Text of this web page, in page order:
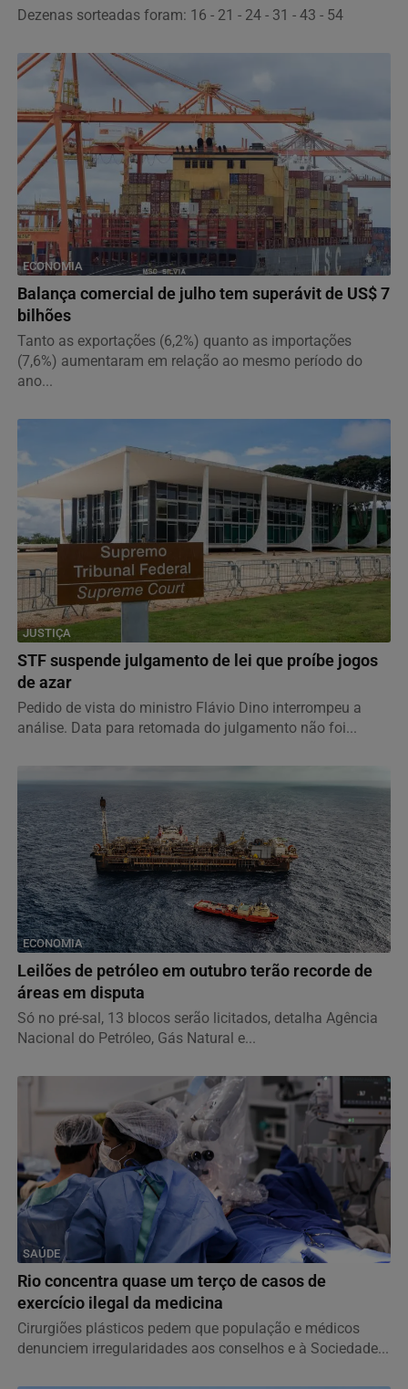
Dezenas sorteadas foram: 16 - 21 - 24 - 31 - 43 - 54
ECONOMIA
Balança comercial de julho tem superávit de US$ 7
bilhões
Tanto as exportações (6,2%) quanto as importações
(7,6%) aumentaram em relação ao mesmo período do
ano...
JUSTIÇA
STF suspende julgamento de lei que proíbe jogos
de azar
Pedido de vista do ministro Flávio Dino interrompeu a
análise. Data para retomada do julgamento não foi...
ECONOMIA
Leilões de petróleo em outubro terão recorde de
áreas em disputa
Só no pré-sal, 13 blocos serão licitados, detalha Agência
Nacional do Petróleo, Gás Natural e...
SAÚDE
Rio concentra quase um terço de casos de
exercício ilegal da medicina
Cirurgiões plásticos pedem que população e médicos
denunciem irregularidades aos conselhos e à Sociedade...